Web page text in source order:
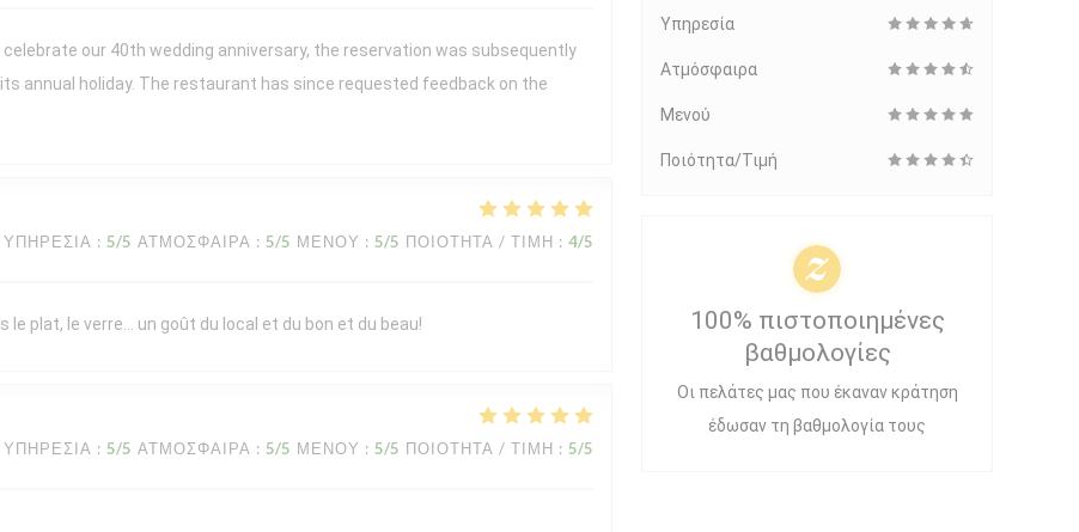
our 40th wedding anniversary, the reservation was subsequently
annual holiday. The restaurant has since requested feedback on the
ΥΠΗΡΕΣΊΑ : 5/5 ΑΤΜΌΣΦΑΙΡΑ : 5/5 ΜΕΝΟΎ : 5/5 ΠΟΙΌΤΗΤΑ / ΤΙΜΉ : 4/5
plat, le verre… un goût du local et du bon et du beau!
ΥΠΗΡΕΣΊΑ : 5/5 ΑΤΜΌΣΦΑΙΡΑ : 5/5 ΜΕΝΟΎ : 5/5 ΠΟΙΌΤΗΤΑ / ΤΙΜΉ : 5/5
Υπηρεσία
Ατμόσφαιρα
Μενού
Ποιότητα/Τιμή
100% πιστοποιημένες
βαθμολογίες
Οι πελάτες μας που έκαναν κράτηση
έδωσαν τη βαθμολογία τους